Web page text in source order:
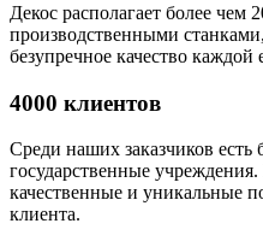
Декос располагает более чем
производственными
безупречное качество
4000 клиентов
Среди наших заказчиков
государственные
качественные и уникальные
клиента.